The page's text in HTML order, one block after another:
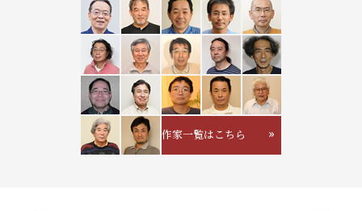
作家一覧はこちら